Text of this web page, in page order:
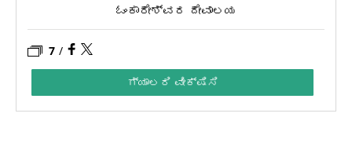
ಓಂಕಾರೇಶ್ವರ ದೇವಾಲಯ
7 /
ಗ್ಯಾಲರಿ ವೀಕ್ಷಿಸಿ